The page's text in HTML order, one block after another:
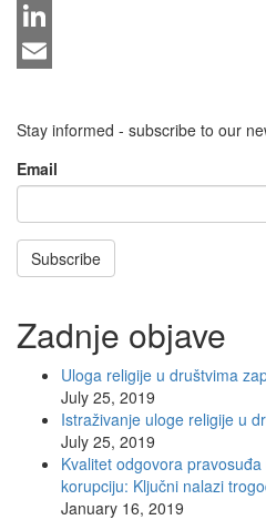
Twitter
LinkedIn
Stay informed - subscribe to our
Email
Subscribe
Zadnje objave
Uloga religije u društvima
July 25, 2019
Istraživanje uloge religije u
July 25, 2019
Kvalitet odgovora
korupciju: Ključni nalazi
January 16, 2019